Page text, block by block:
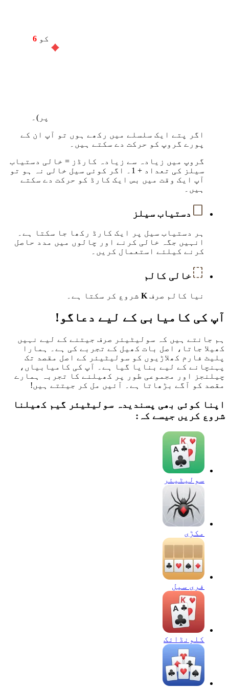
کو 6
پر)۔
اگر پتے ایک سلسلے میں رکھے ہوں تو آپ ان کے
پورے گروپ کو حرکت دے سکتے ہیں۔
گروپ میں زیادہ سے زیادہ کارڈز = خالی دستیاب
سیلز کی تعداد + 1۔ اگر کوئی سیل خالی نہ ہو تو
آپ ایک وقت میں بس ایک کارڈ کو حرکت دے سکتے
ہیں۔
دستیاب سیلز
ہر دستیاب سیل پر ایک کارڈ رکھا جا سکتا ہے۔
انہیں جگہ خالی کرنے اور چالوں میں مدد حاصل
کرنے کیلئے استعمال کریں۔
خالی کالم
نیا کالم صرف K شروع کر سکتا ہے۔
آپ کی کامیابی کے لیے دعاگو!
ہم جانتے ہیں کہ سولیٹیئر صرف جیتنے کے لیے نہیں
کھیلا جاتا، اصل بات کھیل کے تجربے کی ہے۔ ہمارا
پلیٹ فارم کھلاڑیوں کو سولیٹیئر کے اصل مقصد تک
پہنچانے کے لیے بنایا گیا ہے۔ آپ کی کامیابیاں،
چیلنجز اور مجموعی طور پر کھیلنے کا تجربہ ہمارے
مقصد کو آگے بڑھاتا ہے۔ آئیں مل کر جیتتے ہیں!
اپنا کوئی بھی پسندیدہ سولیٹیئر گیم کھیلنا
شروع کریں جیسے کہ:
سولیٹیئر
مکڑی
فری سیل
کلونڈائک